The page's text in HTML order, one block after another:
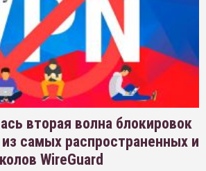
вторая волна блокировок
самых распространенных и
WireGuard